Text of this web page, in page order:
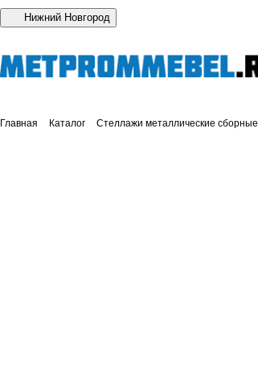
Нижний Новгород
Главная Каталог Стеллажи металлические сборные